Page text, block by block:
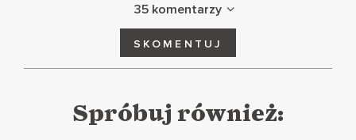
35 komentarzy
SKOMENTUJ
Spróbuj również: